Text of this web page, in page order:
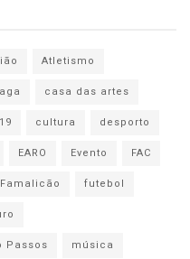
Atletismo
casa das artes
cultura
desporto
EARO Evento
FAC
Famalicão
futebol
Passos
música